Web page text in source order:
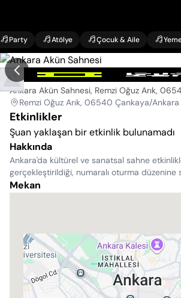
Party Atölye Çocuk & Aile
Ankara Akün Sahnesi
Ankara Akün Sahnesi, Remzi Oğuz Arık,
Remzi Oğuz Arık, 06540 Çankaya/Ankara
Etkinlikler
Şuan yaklaşan bir etkinlik bulunamadı
Hakkında
Ankara'da kültürel ve sanatsal sahne
gerçekleştirildiği, numaralı oturma düzenine
Mekan